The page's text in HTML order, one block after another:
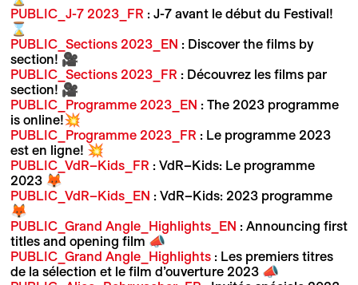
PUBLIC_J-7 2023_FR : J-7 avant le début du Festival!
⌛
PUBLIC_Sections 2023_EN : Discover the films by
section! 🎥
PUBLIC_Sections 2023_FR : Découvrez les films par
section! 🎥
PUBLIC_Programme 2023_EN : The 2023 programme
is online!💥
PUBLIC_Programme 2023_FR : Le programme 2023
est en ligne! 💥
PUBLIC_VdR–Kids_FR : VdR–Kids: Le programme
2023 🦊
PUBLIC_VdR–Kids_EN : VdR–Kids: 2023 programme
🦊
PUBLIC_Grand Angle_Highlights_EN : Announcing first
titles and opening film 📣
PUBLIC_Grand Angle_Highlights: Les premiers titres
de la sélection et le film d’ouverture 2023 📣